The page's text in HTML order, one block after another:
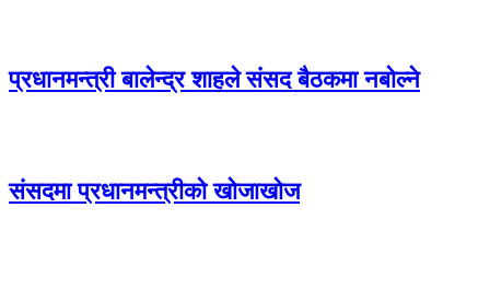
प्रधानमन्त्री बालेन्द्र शाहले संसद बैठकमा नबोल्ने
संसदमा प्रधानमन्त्रीको खोजाखोज